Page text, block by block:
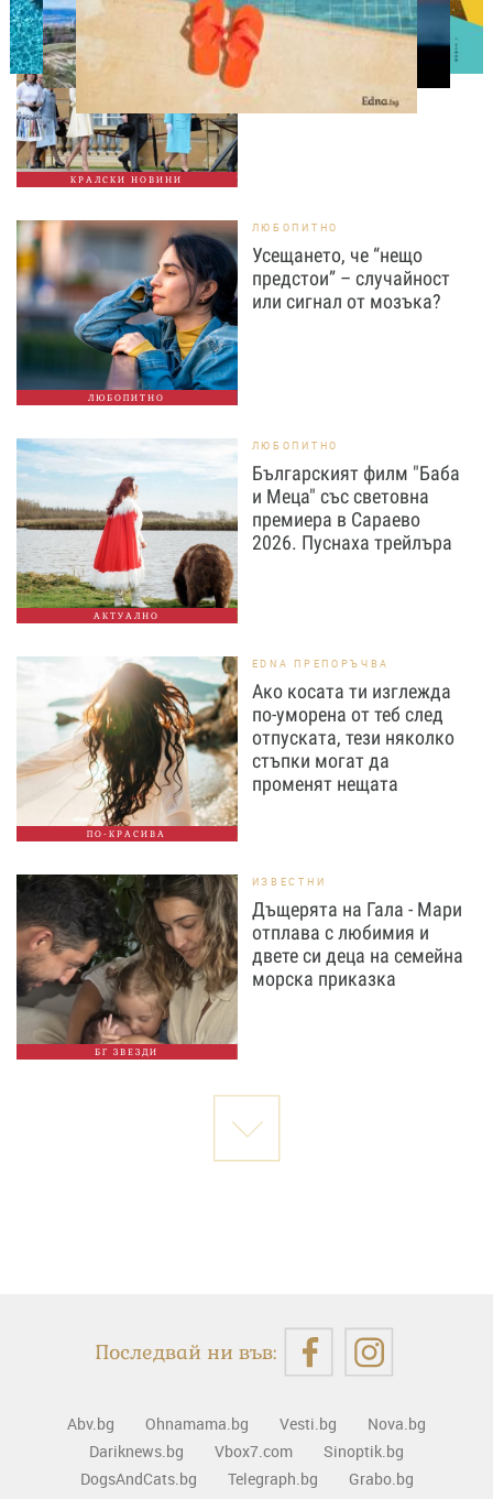
КРАЛСКИ НОВИНИ
СВОБОДНО ВРЕМЕ
Ново бебе в кралското
семейство
ЛЮБОПИТНО
ЛЮБОПИТНО
Усещането, че “нещо
предстои” – случайност
или сигнал от мозъка?
АКТУАЛНО
ЛЮБОПИТНО
Българският филм "Баба
и Меца" със световна
премиера в Сараево
2026. Пуснаха трейлъра
ПО-КРАСИВА
EDNA ПРЕПОРЪЧВА
Ако косата ти изглежда
по-уморена от теб след
отпуската, тези няколко
стъпки могат да
променят нещата
БГ ЗВЕЗДИ
ИЗВЕСТНИ
Дъщерята на Гала - Мари
отплава с любимия и
двете си деца на семейна
морска приказка
Последвай ни във:
Abv.bg Ohnamama.bg Vesti.bg
Nova.bg
Dariknews.bg
Vbox7.com
Sinoptik.bg
DogsAndCats.bg
Telegraph.bg
Grabo.bg